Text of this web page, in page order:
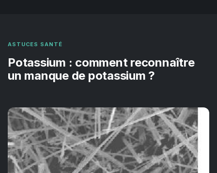
ASTUCES SANTÉ
Potassium : comment reconnaître
un manque de potassium ?